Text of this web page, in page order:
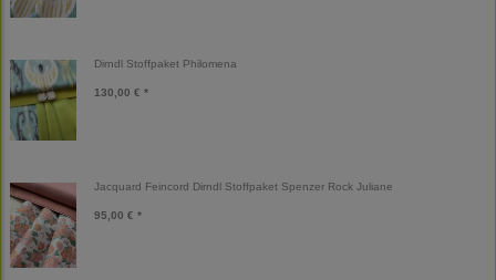
Dirndl Stoffpaket Philomena
130,00 € *
Jacquard Feincord Dirndl Stoffpaket Spenzer Rock Juliane
95,00 € *